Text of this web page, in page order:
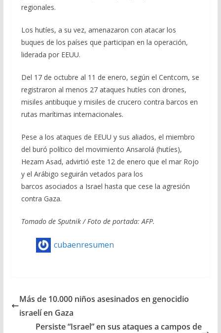
regionales.
Los hutíes, a su vez, amenazaron con atacar los
buques de los países que participan en la operación,
liderada por EEUU.
Del 17 de octubre al 11 de enero, según el Centcom, se
registraron al menos 27 ataques hutíes con drones,
misiles antibuque y misiles de crucero contra barcos en
rutas marítimas internacionales.
Pese a los ataques de EEUU y sus aliados, el miembro
del buró político del movimiento Ansarolá (hutíes),
Hezam Asad, advirtió este 12 de enero que el mar Rojo
y el Arábigo seguirán vetados para los
barcos asociados a Israel hasta que cese la agresión
contra Gaza.
Tomado de Sputnik / Foto de portada: AFP.
cubaenresumen
Más de 10.000 niños asesinados en genocidio
israelí en Gaza
Persiste “Israel” en sus ataques a campos de